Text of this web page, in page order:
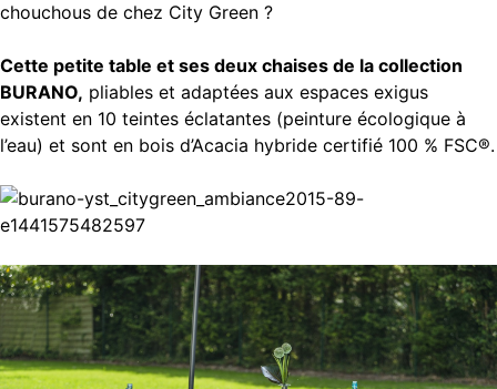
chouchous de chez City Green ?
Cette petite table et ses deux chaises de la collection
BURANO, pliables et adaptées aux espaces exigus
existent en 10 teintes éclatantes (peinture écologique à
l’eau) et sont en bois d’Acacia hybride certifié 100 % FSC®.